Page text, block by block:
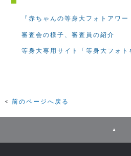
『赤ちゃんの等身大フォトアワ
審査会の様子、審査員の紹介
等身大専用サイト「等身大フォト
前のページへ戻る
▲